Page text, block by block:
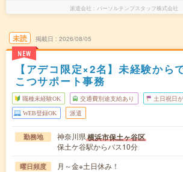
派遣会社 パーソルテンプスタッフ株式会社
未読
NEW
掲載日 2026/08/05
【アデコ限定×2名】未経験から
こつサポート事務
職種未経験OK 交通費別途支給あり 土日祝日
WEB登録OK 派遣
勤務地 神奈川県横浜市保土ヶ谷区
保土ケ谷駅からバス10分
曜日頻度 月～金※土日休み！